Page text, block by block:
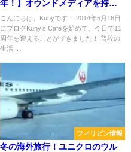
年！】オウンドメディアを持つ
べき理由と運営方法！VLOGと
YouTube今後1年の目標！
こんにちは、Kunyです！ 2014年5月16日
にブログKuny’s Cafeを始めて、今日で11
周年を迎えることができました！ 普段の
生活...
フィリピン情報
冬の海外旅行！ユニクロのウル